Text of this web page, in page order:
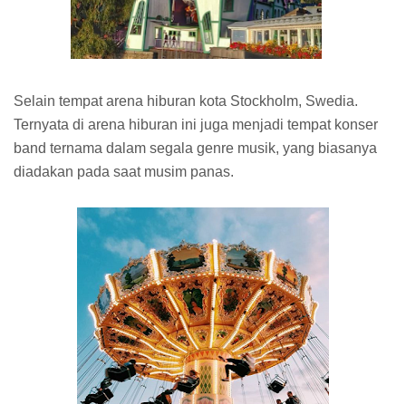
Selain tempat arena hiburan kota Stockholm, Swedia.
Ternyata di arena hiburan ini juga menjadi tempat konser
band ternama dalam segala genre musik, yang biasanya
diadakan pada saat musim panas.